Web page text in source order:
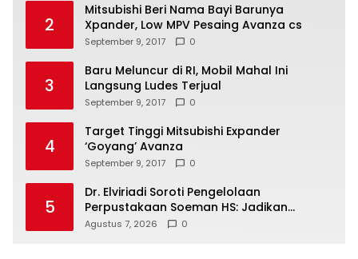
2
Mitsubishi Beri Nama Bayi Barunya
Xpander, Low MPV Pesaing Avanza cs
September 9, 2017 0
3
Baru Meluncur di RI, Mobil Mahal Ini
Langsung Ludes Terjual
September 9, 2017 0
4
Target Tinggi Mitsubishi Expander
‘Goyang’ Avanza
September 9, 2017 0
5
Dr. Elviriadi Soroti Pengelolaan
Perpustakaan Soeman HS: Jadikan
Lokomotif Budaya dan Kawah
Agustus 7, 2026 0